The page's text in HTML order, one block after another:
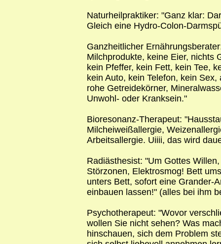
Naturheilpraktiker: "Ganz klar:
Gleich eine Hydro-Colon-
Ganzheitlicher
Milchprodukte, keine Eier, nichts
kein Pfeffer, kein Fett, kein Tee,
kein Auto, kein Telefon, kein
rohe Getreidekörner,
Unwohl- oder Kranksein."
Bioresonanz-Therapeut:
Milcheiweißallergie,
Arbeitsallergie. Uiiii, das wird
Radiästhesist: "Um Gottes
Störzonen, Elektrosmog! Bett
unters Bett, sofort eine Grander-
einbauen lassen!" (alles bei ihm
Psychotherapeut: "Wovor
wollen Sie nicht sehen? Was
hinschauen, sich dem Problem